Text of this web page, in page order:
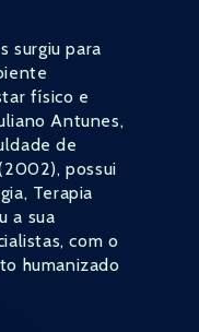
surgiu para
físico e
Antunes,
de
possui
Terapia
a sua
com o
humanizado